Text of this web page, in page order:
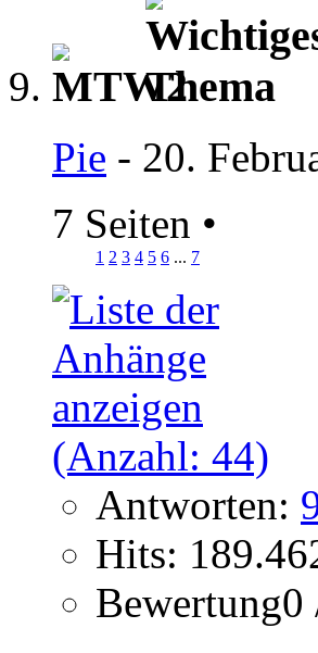
Pie - 20.
7 Seiten •
1 2 3 4 5 6 ... 7
Antworten:
Hits:
Bewertung0